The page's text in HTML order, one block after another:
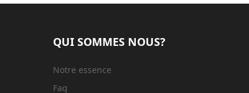
QUI SOMMES NOUS?
Notre essence
Faq